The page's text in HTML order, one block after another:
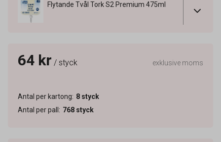
Flytande Tvål Tork S2 Premium 475ml
64 kr / styck exklusive moms
Antal per kartong: 8 styck
Antal per pall : 768 styck